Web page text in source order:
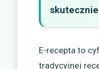
E-recepta to
tradycyjnej